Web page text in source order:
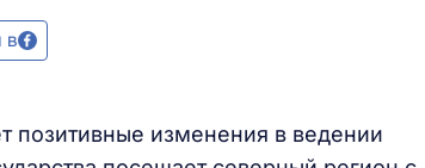
в
позитивные изменения в ведении